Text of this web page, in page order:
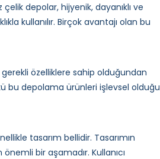
depolar, hijyenik, dayanıklı ve
kullanılır. Birçok avantajı olan bu
özelliklere sahip olduğundan
bu depolama ürünleri işlevsel olduğu
tasarım bellidir. Tasarımın
bir aşamadır. Kullanıcı